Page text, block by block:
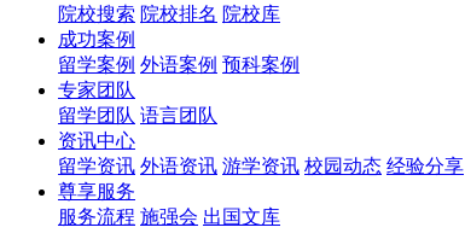
院校搜索 院校排名 院校库
成功案例
留学案例 外语案例 预科案例
专家团队
留学团队 语言团队
资讯中心
留学资讯 外语资讯 游学资讯 校园动态 经验分享
尊享服务
服务流程 施强会 出国文库